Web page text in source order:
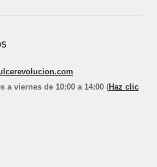
a viernes de 10:00 a 14:00 (Haz clic